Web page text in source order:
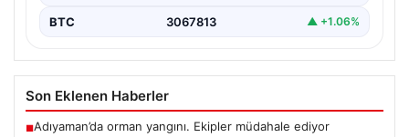
BTC 3067813 ▲ +1.06%
Son Eklenen Haberler
■Adıyaman’da orman yangını. Ekipler müdahale ediyor